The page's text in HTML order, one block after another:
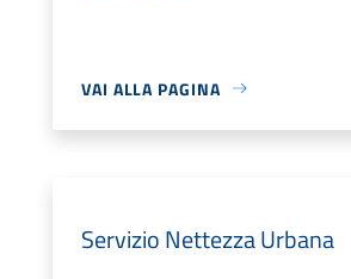
VAI ALLA PAGINA
Servizio Nettezza Urbana